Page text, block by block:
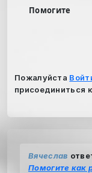
Помогите
Пожалуйста
присоединиться
Вячеслав
Помогите как